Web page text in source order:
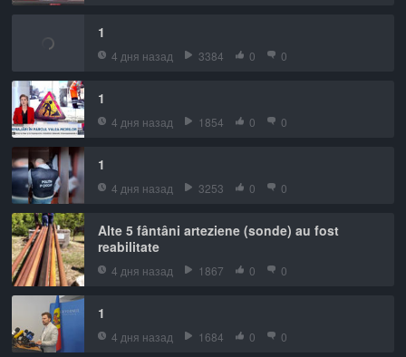
1
4 дня назад 3384 0 0
1
4 дня назад 1854 0 0
1
4 дня назад 3253 0 0
Alte 5 fântâni arteziene (sonde) au fost
reabilitate
4 дня назад 1867 0 0
1
4 дня назад 1684 0 0